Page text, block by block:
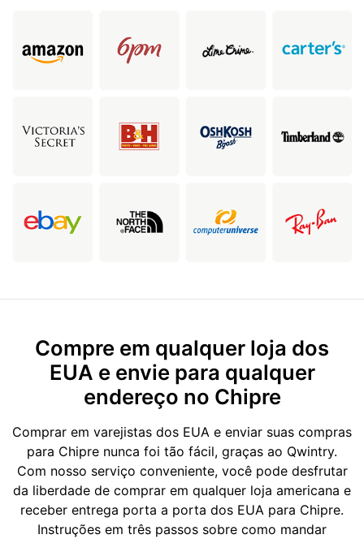
Compre em qualquer loja dos
EUA e envie para qualquer
endereço no Chipre
Comprar em varejistas dos EUA e enviar suas compras
para Chipre nunca foi tão fácil, graças ao Qwintry.
Com nosso serviço conveniente, você pode desfrutar
da liberdade de comprar em qualquer loja americana e
receber entrega porta a porta dos EUA para Chipre.
Instruções em três passos sobre como mandar